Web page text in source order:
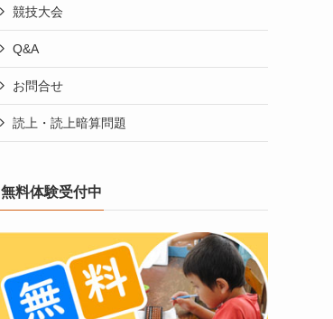
競技大会
Q&A
お問合せ
読上・読上暗算問題
無料体験受付中